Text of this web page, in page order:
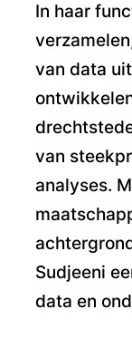
In haar
van data
van
analyses.
Sudjeeni
data en